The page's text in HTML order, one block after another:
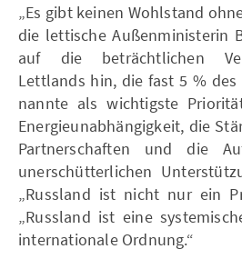
„Es gibt keinen Wohlstand
die lettische Außenministerin
auf die beträchtlichen
Lettlands hin, die fast 5 % des
nannte als wichtigste
Energieunabhängigkeit, die
Partnerschaften und die
unerschütterlichen
„Russland ist nicht nur ein
„Russland ist eine
internationale Ordnung.“